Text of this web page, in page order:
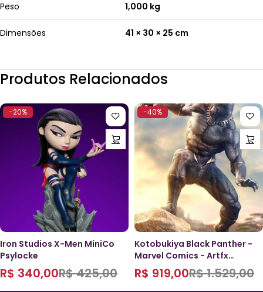
Peso 1,000 kg
Dimensões 41 × 30 × 25 cm
Produtos Relacionados
-20%
Iron Studios X-Men MiniCo
Psylocke
R$425,00
R$ 340,00
-40%
Kotobukiya Black Panther -
Marvel Comics - Artfx
Premier
R$1.529,00
R$ 919,00